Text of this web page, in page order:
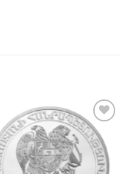
Pridať k
obľúbeným